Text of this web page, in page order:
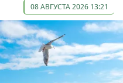
08 АВГУСТА 2026 13:21